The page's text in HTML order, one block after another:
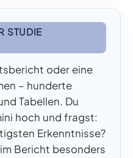
STUDIE
oder eine
– hunderte
Tabellen. Du
hoch und fragst:
Erkenntnisse?
Bericht besonders